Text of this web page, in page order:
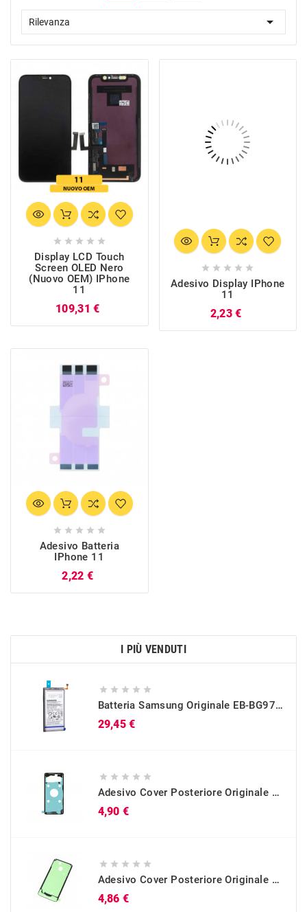
Rilevanza 
    
Display LCD Touch
Screen OLED Nero
(Nuovo OEM) IPhone
11
109,31 €
    
Adesivo Display IPhone
11
2,23 €
    
Adesivo Batteria
IPhone 11
2,22 €
I PIÙ VENDUTI
    
Batteria Samsung Originale EB-BG973ABU Per Galaxy S10 (SM-G973)
29,45 €
    
Adesivo Cover Posteriore Originale Galaxy S10 (SM-G973)
4,90 €
    
Adesivo Cover Posteriore Originale Galaxy A40 (SM-A405)
4,86 €